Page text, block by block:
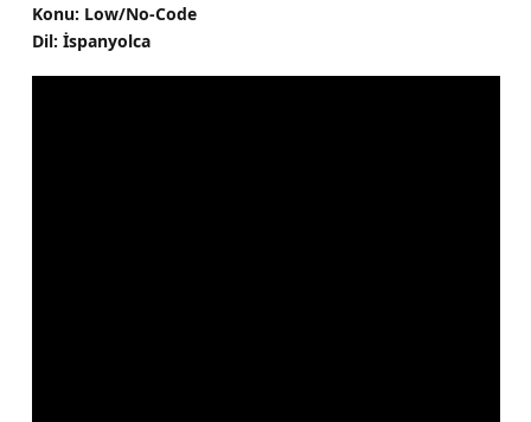
Konu: Low/No-Code
Dil: İspanyolca